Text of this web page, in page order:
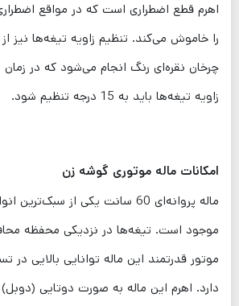
اهرم قطع اضطراری است که در مواقع
را خاموش می‌کند. تنظیم زاویه تیغه‌ها نیز
چرخان نقره‌ای رنگ انجام می‌شود که در زمان
زاویه تیغه‌ها باید به 15 درجه تنظیم شود.
امکانات ماله موتوری گوشه زن
ماله پروانه‌ای 60 سانت یکی از
موجود است. تیغه‌ها در نزدیکی محفظه
موتور قدرتمند این ماله توانایی بالایی
دارد. اهرم این ماله به صورت دوتایی